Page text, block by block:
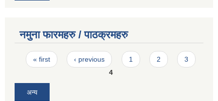
नमुना फारमहरु / पाठक्रमहरु
Pages
« first ‹ previous 1 2
3
4
अन्य